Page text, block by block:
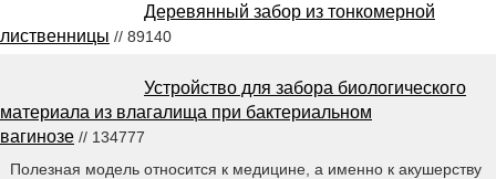
Деревянный забор из тонкомерной
лиственницы // 89140
Устройство для забора биологического
материала из влагалища при бактериальном
вагинозе // 134777
Полезная модель относится к медицине, а именно к акушерству